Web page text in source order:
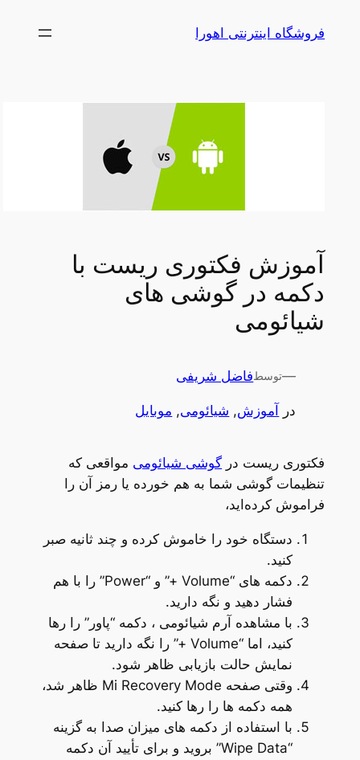
فروشگاه اینترنتی اهورا
آموزش فکتوری ریست با
دکمه در گوشی های
شیائومی
—توسطفاضل شریفی
در آموزش, شیائومی, موبایل
فکتوری ریست در گوشی شیائومی مواقعی که
تنظیمات گوشی شما به هم خورده یا رمز آن را
فراموش کرده‌اید،
دستگاه خود را خاموش کرده و چند ثانیه صبر
کنید.
دکمه های “Volume +” و “Power” را با هم
فشار دهید و نگه دارید.
با مشاهده آرم شیائومی ، دکمه “پاور” را رها
کنید، اما “Volume +” را نگه دارید تا صفحه
نمایش حالت بازیابی ظاهر شود.
وقتی صفحه Mi Recovery Mode ظاهر شد،
همه دکمه ها را رها کنید.
با استفاده از دکمه های میزان صدا به گزینه
“Wipe Data” بروید و برای تأیید آن دکمه